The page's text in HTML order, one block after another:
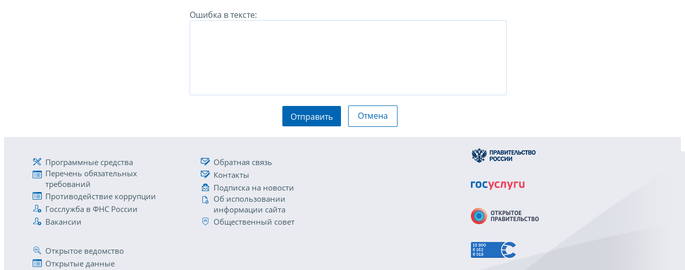
Ошибка в тексте:
Отправить Отмена
Программные средства
Перечень обязательных
требований
Противодействие коррупции
Госслужба в ФНС России
Вакансии
Обратная связь
Контакты
Подписка на новости
Об использовании
информации сайта
Общественный совет
Открытое ведомство
Открытые данные